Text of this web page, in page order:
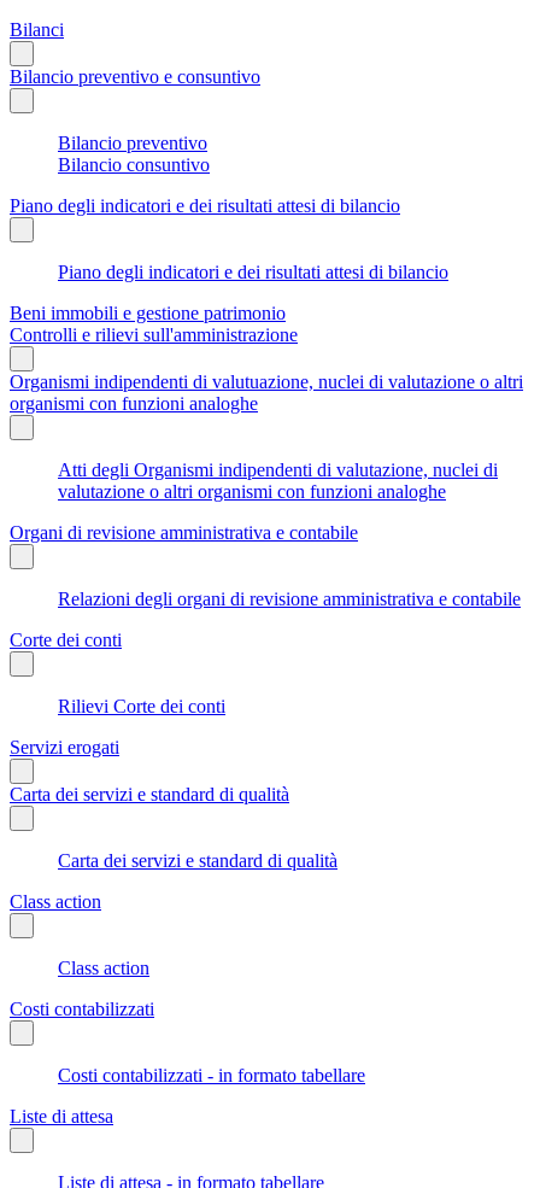
Bilanci
Bilancio preventivo e consuntivo
Bilancio preventivo
Bilancio consuntivo
Piano degli indicatori e dei risultati attesi di bilancio
Piano degli indicatori e dei risultati attesi di bilancio
Beni immobili e gestione patrimonio
Controlli e rilievi sull'amministrazione
Organismi indipendenti di valutuazione, nuclei di valutazione o altri
organismi con funzioni analoghe
Atti degli Organismi indipendenti di valutazione, nuclei di
valutazione o altri organismi con funzioni analoghe
Organi di revisione amministrativa e contabile
Relazioni degli organi di revisione amministrativa e contabile
Corte dei conti
Rilievi Corte dei conti
Servizi erogati
Carta dei servizi e standard di qualità
Carta dei servizi e standard di qualità
Class action
Class action
Costi contabilizzati
Costi contabilizzati - in formato tabellare
Liste di attesa
Liste di attesa - in formato tabellare